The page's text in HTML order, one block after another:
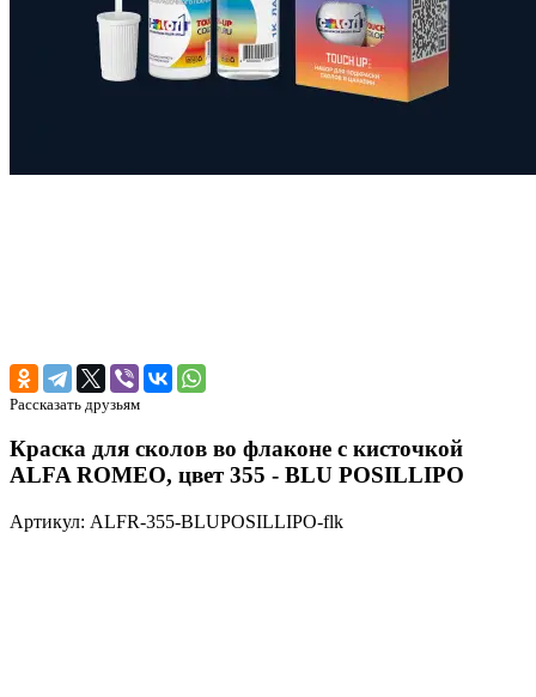
Рассказать друзьям
Краска для сколов во флаконе с кисточкой
ALFA ROMEO, цвет 355 - BLU POSILLIPO
Артикул: ALFR-355-BLUPOSILLIPO-flk